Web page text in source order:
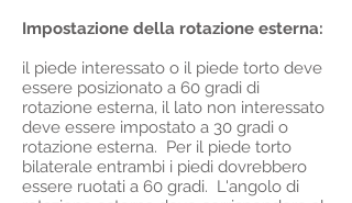
Impostazione della rotazione esterna:
il piede interessato o il piede torto deve
essere posizionato a 60 gradi di
rotazione esterna, il lato non interessato
deve essere impostato a 30 gradi o
rotazione esterna. Per il piede torto
bilaterale entrambi i piedi dovrebbero
essere ruotati a 60 gradi. L'angolo di